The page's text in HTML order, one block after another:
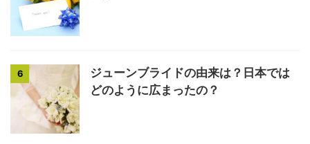
6
ジューンブライドの由来は？日本では
どのように広まったの？